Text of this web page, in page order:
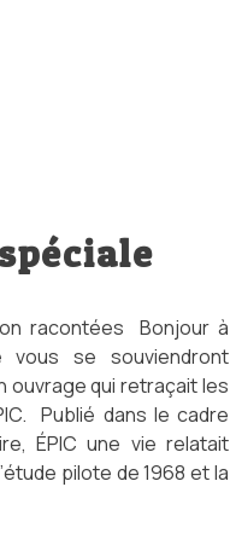
racontées Bonjour à
vous se souviendront
ouvrage qui retraçait les
Publié dans le cadre
ÉPIC une vie relatait
pilote de 1968 et la